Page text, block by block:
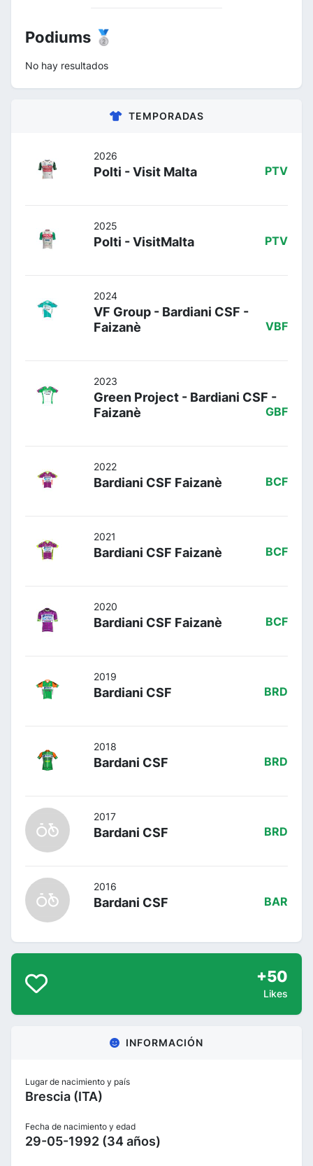
Podiums 🥈
No hay resultados
TEMPORADAS
2026
Polti - Visit Malta PTV
2025
Polti - VisitMalta PTV
2024
VF Group - Bardiani CSF -
Faizanè
VBF
2023
Green Project - Bardiani CSF -
Faizanè
GBF
2022
Bardiani CSF Faizanè BCF
2021
Bardiani CSF Faizanè BCF
2020
Bardiani CSF Faizanè BCF
2019
Bardiani CSF BRD
2018
Bardani CSF BRD
2017
Bardani CSF BRD
2016
Bardani CSF BAR
+50
Likes
INFORMACIÓN
Lugar de nacimiento y país
Brescia (ITA)
Fecha de nacimiento y edad
29-05-1992 (34 años)